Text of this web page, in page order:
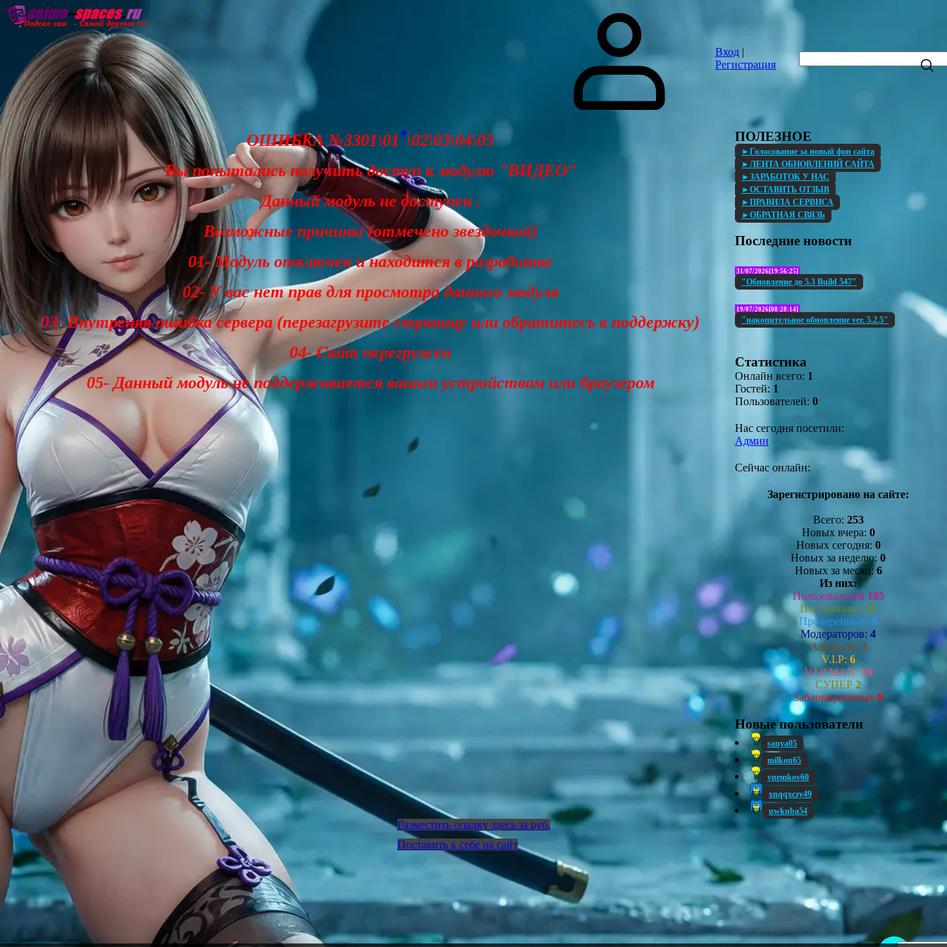
Онгоинги
Вход |
Регистрация
ОШИБКА №3301\01*\02\03\04\05
Вы попытались получить доступ к модулю "ВИДЕО"
Данный модуль не доступен .
Возможные причины (отмечено звездочкой)
01- Модуль отключен и находится в разработке
02- У вас нет прав для просмотра данного модуля
03- Внутреняя ошибка сервера (перезагрузите страницу или обратитесь в поддержку)
04- Сайт перегружен
05- Данный модуль не поддерживается вашим устройством или браузером
ПОЛЕЗНОЕ
►Голосование за новый фон сайта
►ЛЕНТА ОБНОВЛЕНИЙ САЙТА
►ЗАРАБОТОК У НАС
►ОСТАВИТЬ ОТЗЫВ
►ПРАВИЛА СЕРВИСА
►ОБРАТНАЯ СВЯЗЬ
Последние новости
31/07/2026[19:56:25]
"Обновление до 5.3 Build 547"
19/07/2026[08:28:14]
"накопительное обновление ver. 5.2.5"
Статистика
Онлайн всего: 1
Гостей: 1
Пользователей: 0
Нас сегодня посетили:
Админ
Сейчас онлайн:
Зарегистрировано на сайте:
Всего: 253
Новых вчера: 0
Новых сегодня: 0
Новых за неделю: 0
Новых за месяц:6
Из них:
Пользователей 185
Постоянные: 26
Проверенных: 9
Модераторов: 4
Админов: 3
V.I.P: 6
V.I.P MAX:10
СУПЕР 2
Заблокированых 0
Новые пользователи
sanya05
milkon65
vnemkov60
xnqqxczy49
uwkuba54
Разместить ссылку здесь за руб.
Поставить к себе на сайт